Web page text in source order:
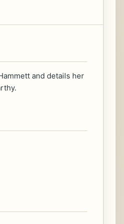
and details her